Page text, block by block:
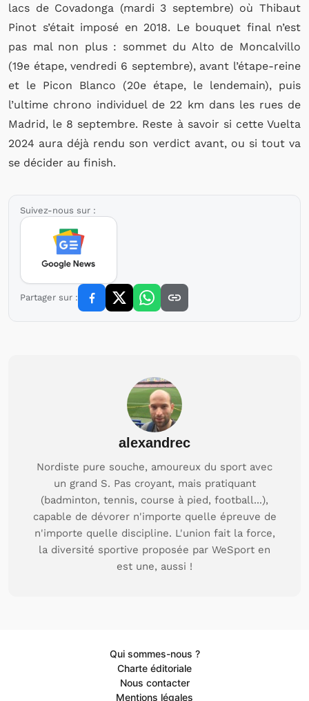
lacs de Covadonga (mardi 3 septembre) où Thibaut
Pinot s’était imposé en 2018. Le bouquet final n’est
pas mal non plus : sommet du Alto de Moncalvillo
(19e étape, vendredi 6 septembre), avant l’étape-reine
et le Picon Blanco (20e étape, le lendemain), puis
l’ultime chrono individuel de 22 km dans les rues de
Madrid, le 8 septembre. Reste à savoir si cette Vuelta
2024 aura déjà rendu son verdict avant, ou si tout va
se décider au finish.
Suivez-nous sur :
Partager sur :
alexandrec
Nordiste pure souche, amoureux du sport avec
un grand S. Pas croyant, mais pratiquant
(badminton, tennis, course à pied, football...),
capable de dévorer n'importe quelle épreuve de
n'importe quelle discipline. L'union fait la force,
la diversité sportive proposée par WeSport en
est une, aussi !
Qui sommes-nous ?
Charte éditoriale
Nous contacter
Mentions légales